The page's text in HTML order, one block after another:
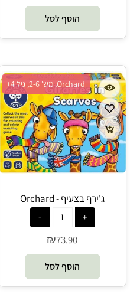
הוסף לסל
Orchard, מש' 2-6, גיל 4+
ג'ירף בצעיף - Orchard
₪73.90
הוסף לסל